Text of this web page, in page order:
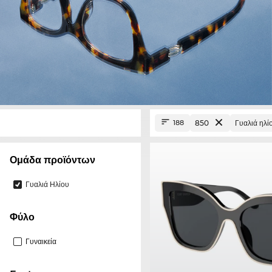
Ομάδα προϊόντων
Γυαλιά Ηλίου
Φύλο
Γυναικεία
188 850 Γυαλιά